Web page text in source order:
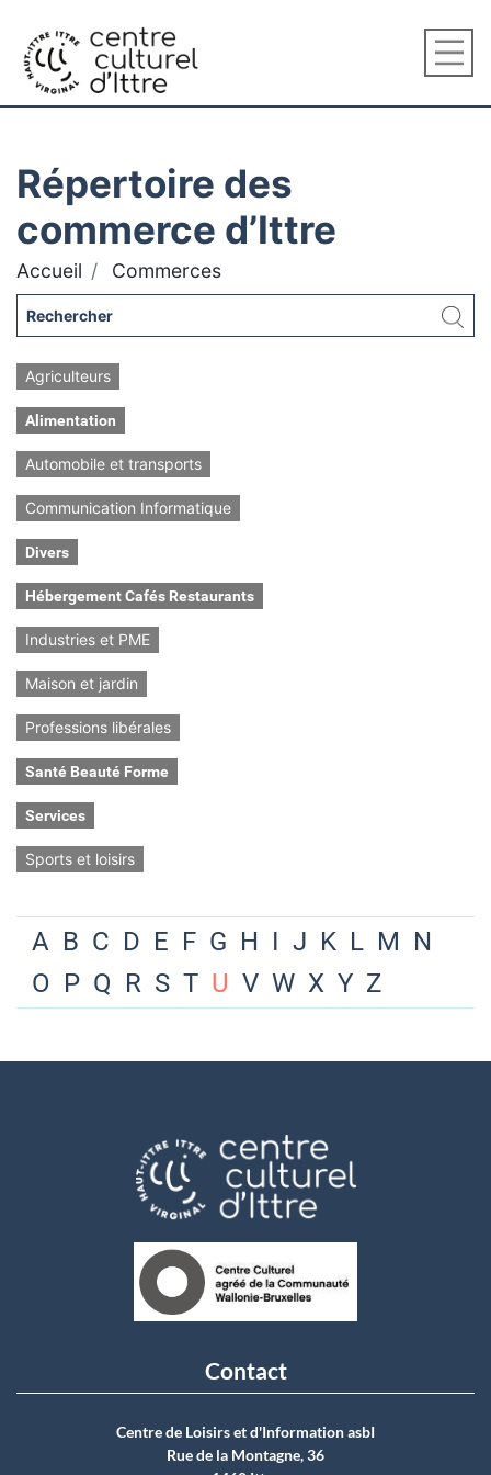
Répertoire des
commerce d’Ittre
Accueil Commerces
Agriculteurs
Alimentation
Automobile et transports
Communication Informatique
Divers
Hébergement Cafés Restaurants
Industries et PME
Maison et jardin
Professions libérales
Santé Beauté Forme
Services
Sports et loisirs
A B C D E F G H I J K L M N
O P Q R S T U V W X Y Z
Contact
Centre de Loisirs et d'Information asbI
Rue de la Montagne, 36